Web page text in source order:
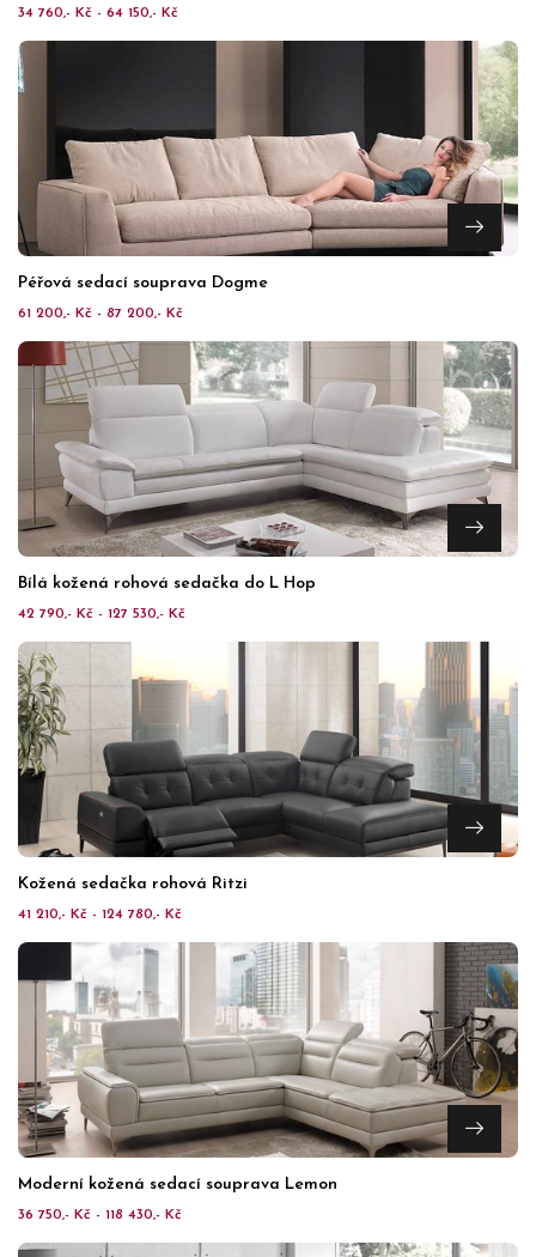
34 760,- Kč - 64 150,- Kč
Péřová sedací souprava Dogme
61 200,- Kč - 87 200,- Kč
Bílá kožená rohová sedačka do L Hop
42 790,- Kč - 127 530,- Kč
Kožená sedačka rohová Ritzi
41 210,- Kč - 124 780,- Kč
Moderní kožená sedací souprava Lemon
36 750,- Kč - 118 430,- Kč